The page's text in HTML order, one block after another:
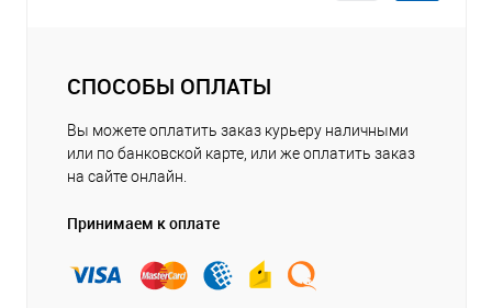
СПОСОБЫ ОПЛАТЫ
Вы можете оплатить заказ курьеру наличными
или по банковской карте, или же оплатить заказ
на сайте онлайн.
Принимаем к оплате